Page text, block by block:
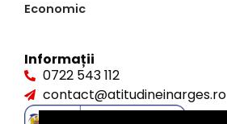
Economic
Informații
0722 543 112
contact@atitudineinarges.ro